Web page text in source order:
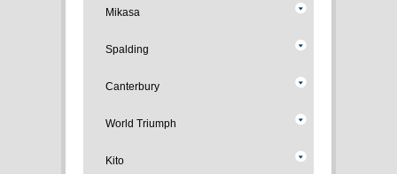
Mikasa
Spalding
Canterbury
World Triumph
Kito